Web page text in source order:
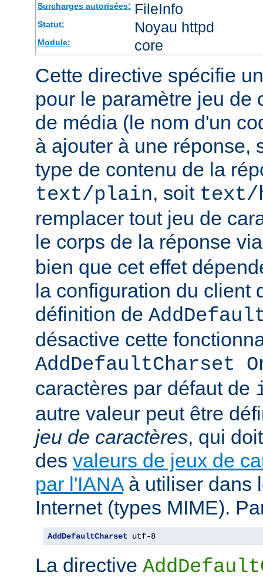
Surcharges autorisées: FileInfo
Statut: Noyau httpd
Module: core
Cette directive spécifie
pour le paramètre jeu de
de média (le nom d'un
à ajouter à une réponse,
type de contenu de la
text/plain, soit text/
remplacer tout jeu de
le corps de la réponse
bien que cet effet
la configuration du client
définition de
désactive cette
AddDefaultCharset
caractères par défaut de
autre valeur peut être
jeu de caractères, qui
des valeurs de jeux de
par l'IANAà utiliser dans
Internet (types MIME).
AddDefaultCharset utf-8
La directive